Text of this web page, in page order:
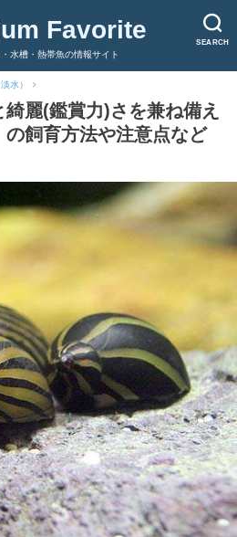
SEARCH
Favorite
水槽・熱帯魚の情報サイト
水）
麗(鑑賞力)さを兼ね備え
飼育方法や注意点など